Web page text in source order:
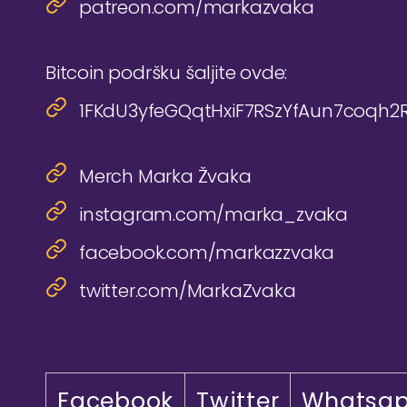
patreon.com/markazvaka
Bitcoin podršku šaljite ovde:
Merch Marka Žvaka
instagram.com/marka_zvaka
facebook.com/markazzvaka
twitter.com/MarkaZvaka